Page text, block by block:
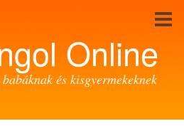
Online
és kisgyermekeknek